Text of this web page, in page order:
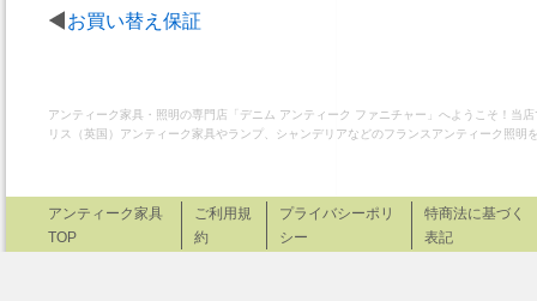
お買い替え保証
アンティーク家具・照明の専門店「デニム アンティーク ファニチャー」へようこそ！当
リス（英国）アンティーク家具やランプ、シャンデリアなどのフランスアンティーク照明
アンティーク家具
TOP
ご利用規
約
プライバシーポリ
シー
特商法に基づく
表記